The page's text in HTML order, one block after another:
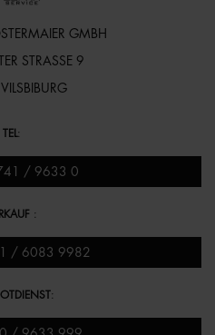
GMBH
STRASSE 9
TEL :
/ 9633 0
:
/ 6083 9982
: